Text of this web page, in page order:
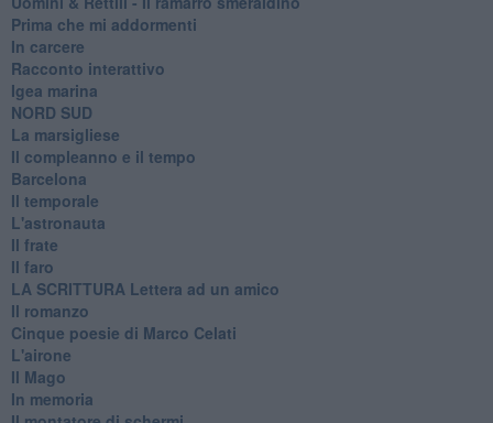
Prima che mi addormenti
In carcere
Racconto interattivo
Igea marina
​NORD SUD
La marsigliese
Il compleanno e il tempo
Barcelona
Il temporale
L'astronauta
Il frate
Il faro
​LA SCRITTURA Lettera ad un amico
Il romanzo
Cinque poesie di Marco Celati
L'airone
Il Mago
In memoria